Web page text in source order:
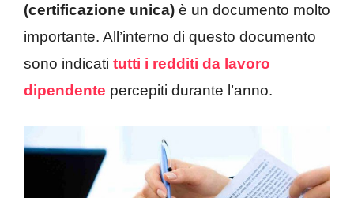
(certificazione unica) è un documento molto
importante. All’interno di questo documento
sono indicati tutti i redditi da lavoro
dipendente percepiti durante l’anno.